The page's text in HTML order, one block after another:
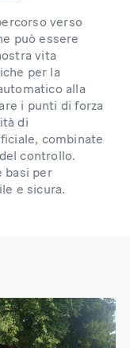
verso
può essere
vita
per la
alla
i punti di forza
di
combinate
controllo.
basi per
e sicura.